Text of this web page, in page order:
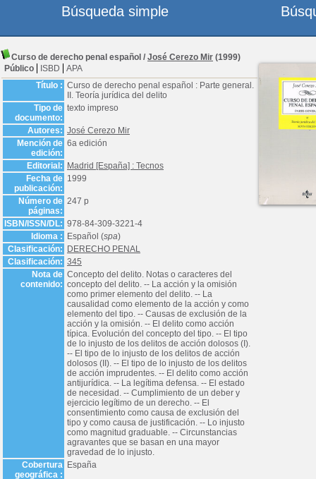
Curso de derecho penal español / José Cerezo Mir (1999)
Público
ISBD
APA
Título : Curso de derecho penal español : Parte general.
II. Teoría jurídica del delito
Tipo de
documento:
texto impreso
Autores: José Cerezo Mir
Mención de
edición:
6a edición
Editorial:
Madrid [España] : Tecnos
Fecha de
publicación:
1999
Número de
páginas:
247 p
ISBN/ISSN/DL: 978-84-309-3221-4
Idioma :
Español (spa)
Clasificación:
DERECHO PENAL
Clasificación: 345
Nota de
contenido:
Concepto del delito. Notas o caracteres del
concepto del delito. -- La acción y la omisión
como primer elemento del delito. -- La
causalidad como elemento de la acción y como
elemento del tipo. -- Causas de exclusión de la
acción y la omisión. -- El delito como acción
típica. Evolución del concepto del tipo. -- El tipo
de lo injusto de los delitos de acción dolosos (I).
-- El tipo de lo injusto de los delitos de acción
dolosos (II). -- El tipo de lo injusto de los delitos
de acción imprudentes. -- El delito como acción
antijurídica. -- La legítima defensa. -- El estado
de necesidad. -- Cumplimiento de un deber y
ejercicio legítimo de un derecho. -- El
consentimiento como causa de exclusión del
tipo y como causa de justificación. -- Lo injusto
como magnitud graduable. -- Circunstancias
agravantes que se basan en una mayor
gravedad de lo injusto.
Cobertura
geográfica :
España
Búsqueda simple